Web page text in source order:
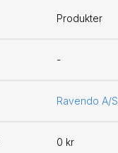
Produkter
-
Ravendo A/S
0 kr